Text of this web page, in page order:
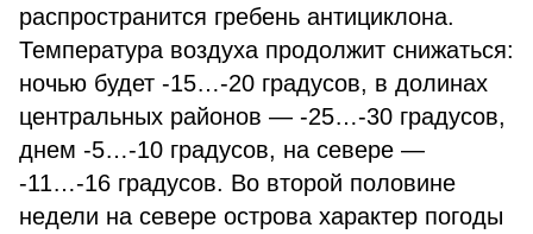
распространится гребень антициклона.
Температура воздуха продолжит снижаться:
ночью будет -15…-20 градусов, в долинах
центральных районов — -25…-30 градусов,
днем -5…-10 градусов, на севере —
-11…-16 градусов. Во второй половине
недели на севере острова характер погоды